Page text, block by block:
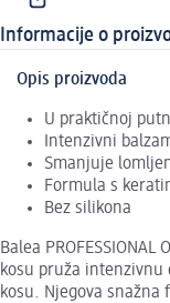
Informacije o
Opis proizvoda
U praktičnoj
Intenzivni
Smanjuje
Formula s
Bez silikona
Balea
kosu pruža intenzivnu
kosu. Njegova